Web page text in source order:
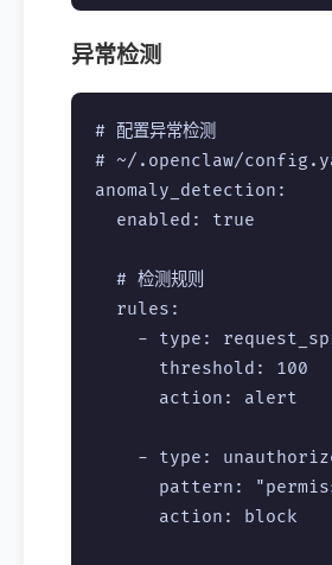
异常检测
# 配置异常检测
# ~/.openclaw/
anomaly_detection:
  enabled: true
  # 检测规则
  rules:
- type:
threshold: 100
      action: alert
- type:
pattern:
      action: block